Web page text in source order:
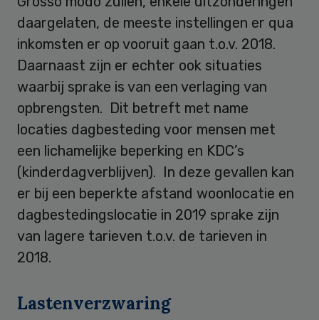
daargelaten, de meeste instellingen er qua
inkomsten er op vooruit gaan t.o.v. 2018.
Daarnaast zijn er echter ook situaties
waarbij sprake is van een verlaging van
opbrengsten. Dit betreft met name
locaties dagbesteding voor mensen met
een lichamelijke beperking en KDC’s
(kinderdagverblijven). In deze gevallen kan
er bij een beperkte afstand woonlocatie en
dagbestedingslocatie in 2019 sprake zijn
van lagere tarieven t.o.v. de tarieven in
2018.
Lastenverzwaring